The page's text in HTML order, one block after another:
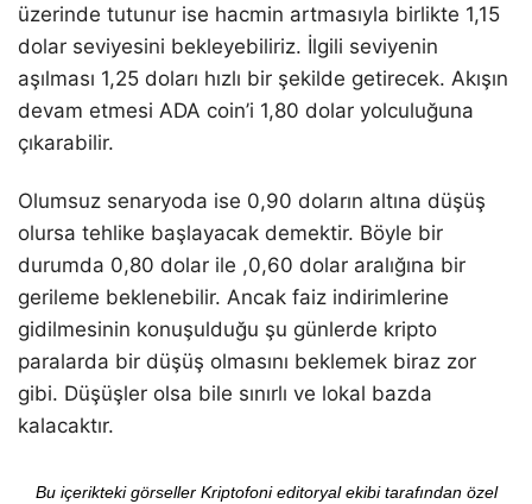
üzerinde tutunur ise hacmin artmasıyla birlikte 1,15
dolar seviyesini bekleyebiliriz. İlgili seviyenin
aşılması 1,25 doları hızlı bir şekilde getirecek. Akışın
devam etmesi ADA coin’i 1,80 dolar yolculuğuna
çıkarabilir.
Olumsuz senaryoda ise 0,90 doların altına düşüş
olursa tehlike başlayacak demektir. Böyle bir
durumda 0,80 dolar ile ,0,60 dolar aralığına bir
gerileme beklenebilir. Ancak faiz indirimlerine
gidilmesinin konuşulduğu şu günlerde kripto
paralarda bir düşüş olmasını beklemek biraz zor
gibi. Düşüşler olsa bile sınırlı ve lokal bazda
kalacaktır.
Bu içerikteki görseller Kriptofoni editoryal ekibi tarafından özel